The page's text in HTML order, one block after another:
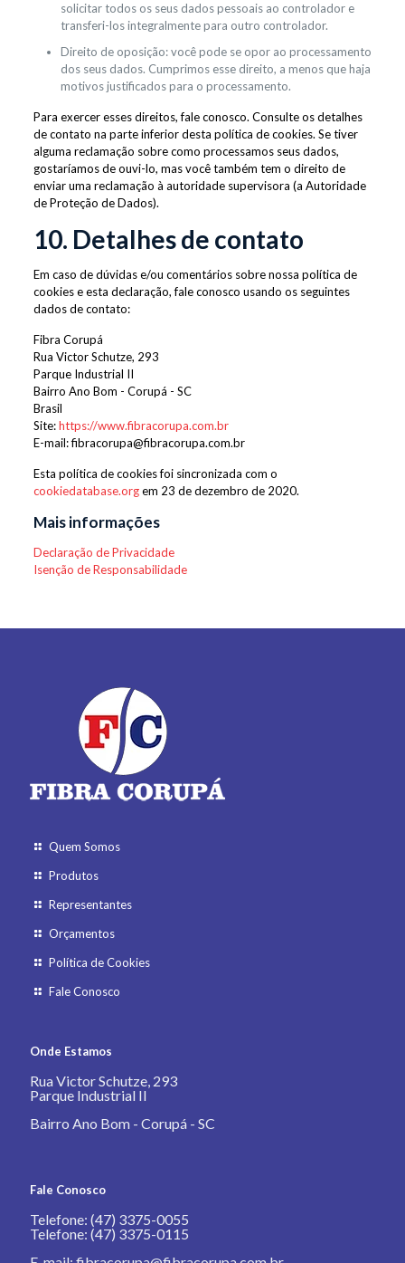
solicitar todos os seus dados pessoais ao controlador e
transferi-los integralmente para outro controlador.
Direito de oposição: você pode se opor ao processamento
dos seus dados. Cumprimos esse direito, a menos que haja
motivos justificados para o processamento.
Para exercer esses direitos, fale conosco. Consulte os detalhes
de contato na parte inferior desta política de cookies. Se tiver
alguma reclamação sobre como processamos seus dados,
gostaríamos de ouvi-lo, mas você também tem o direito de
enviar uma reclamação à autoridade supervisora (a Autoridade
de Proteção de Dados).
10. Detalhes de contato
Em caso de dúvidas e/ou comentários sobre nossa política de
cookies e esta declaração, fale conosco usando os seguintes
dados de contato:
Fibra Corupá
Rua Victor Schutze, 293
Parque Industrial II
Bairro Ano Bom - Corupá - SC
Brasil
Site:https://www.fibracorupa.com.br
E-mail:fibracorupa@fibracorupa.com.br
Esta política de cookies foi sincronizada com o
cookiedatabase.orgem 23 de dezembro de 2020.
Mais informações
Declaração de Privacidade
Isenção de Responsabilidade
Quem Somos
Produtos
Representantes
Orçamentos
Política de Cookies
Fale Conosco
Onde Estamos
Rua Victor Schutze, 293
Parque Industrial II
Bairro Ano Bom - Corupá - SC
Fale Conosco
Telefone: (47) 3375-0055
Telefone: (47) 3375-0115